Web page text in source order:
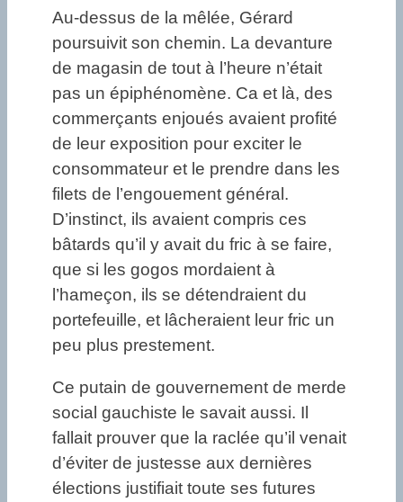
Au-dessus de la mêlée, Gérard
poursuivit son chemin. La devanture
de magasin de tout à l’heure n’était
pas un épiphénomène. Ca et là, des
commerçants enjoués avaient profité
de leur exposition pour exciter le
consommateur et le prendre dans les
filets de l’engouement général.
D’instinct, ils avaient compris ces
bâtards qu’il y avait du fric à se faire,
que si les gogos mordaient à
l’hameçon, ils se détendraient du
portefeuille, et lâcheraient leur fric un
peu plus prestement.
Ce putain de gouvernement de merde
social gauchiste le savait aussi. Il
fallait prouver que la raclée qu’il venait
d’éviter de justesse aux dernières
élections justifiait toute ses futures